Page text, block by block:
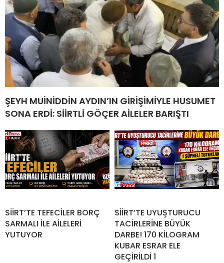
ŞEYH MUİNİDDİN AYDIN’IN GİRİŞİMİYLE HUSUMET
SONA ERDİ: SİİRTLİ GÖÇER AİLELER BARIŞTI
SİİRT’TE TEFECİLER BORÇ
SARMALI İLE AİLELERİ
YUTUYOR
SİİRT’TE UYUŞTURUCU
TACİRLERİNE BÜYÜK
DARBE! 170 KİLOGRAM
KUBAR ESRAR ELE
GEÇİRİLDİ 1